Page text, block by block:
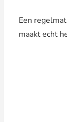
Een
maakt echt